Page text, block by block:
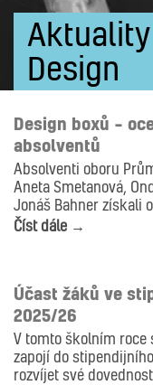
Design
Design boxů –
absolventů
Absolventi oboru
Aneta Smetanová,
Jonáš Bahner získali
Číst dále →
Účast žáků ve
2025/26
V tomto školním roce
zapojí do
rozvíjet své